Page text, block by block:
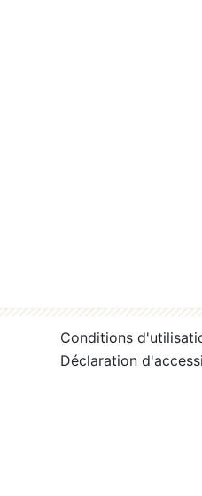
Conditions
Déclaration